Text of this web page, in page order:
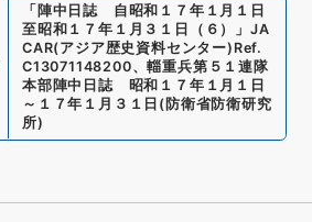
「陣中日誌 自昭和１７年１月１日
至昭和１７年１月３１日（６）
」 JA
CAR(アジア歴史資料センター) Ref.
C13071148200、輜重兵第５１連隊
本部陣中日誌 昭和１７年１月１日
～１７年１月３１日 (防衛省防衛研究
所)